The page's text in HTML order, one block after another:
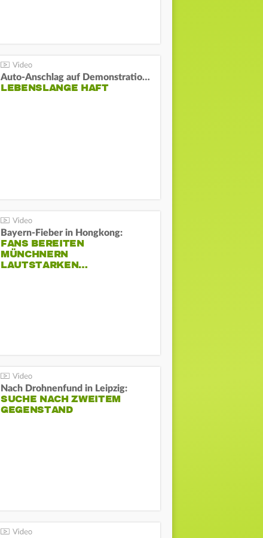
Auto-Anschlag auf Demonstration in München:
LEBENSLANGE HAFT
Bayern-Fieber in Hongkong:
FANS BEREITEN
MÜNCHNERN
LAUTSTARKEN…
Nach Drohnenfund in Leipzig:
SUCHE NACH ZWEITEM
GEGENSTAND